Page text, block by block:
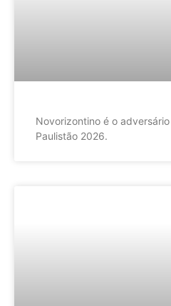
Novorizontino é o
Paulistão 2026.